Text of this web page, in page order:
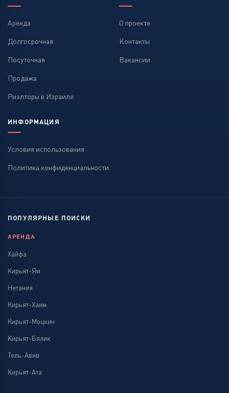
Аренда
Долгосрочная
Посуточная
Продажа
Риэлторы в Израиле
О проекте
Контакты
Вакансии
ИНФОРМАЦИЯ
Условия использования
Политика конфиденциальности
ПОПУЛЯРНЫЕ ПОИСКИ
АРЕНДА
Хайфа
Кирьят-Ям
Нетания
Кирьят-Хаим
Кирьят-Моцкин
Кирьят-Бялик
Тель-Авив
Кирьят-Ата